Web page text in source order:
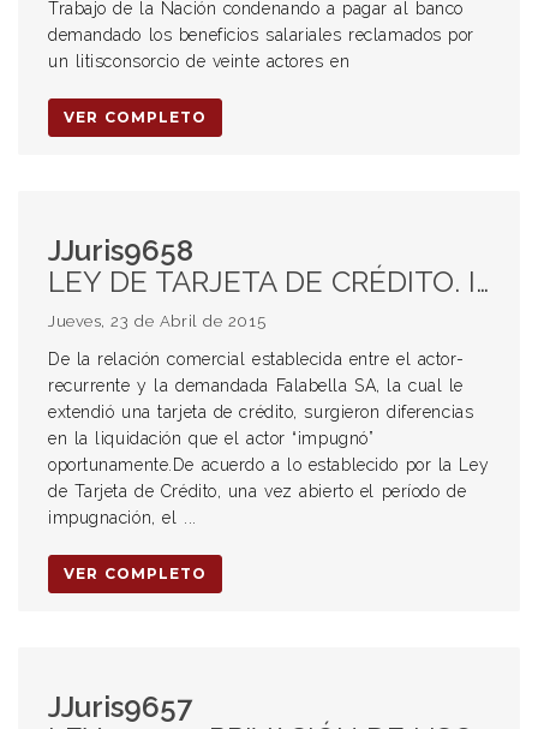
Trabajo de la Nación condenando a pagar al banco
demandado los beneficios salariales reclamados por
un litisconsorcio de veinte actores en
VER COMPLETO
JJuris9658
LEY DE TARJETA DE CRÉDITO. IMPUGNACIÓN. DAÑO MORAL. DEUDORES MOROSOS.
Jueves, 23 de Abril de 2015
De la relación comercial establecida entre el actor-
recurrente y la demandada Falabella SA, la cual le
extendió una tarjeta de crédito, surgieron diferencias
en la liquidación que el actor “impugnó”
oportunamente.De acuerdo a lo establecido por la Ley
de Tarjeta de Crédito, una vez abierto el período de
impugnación, el ...
VER COMPLETO
JJuris9657